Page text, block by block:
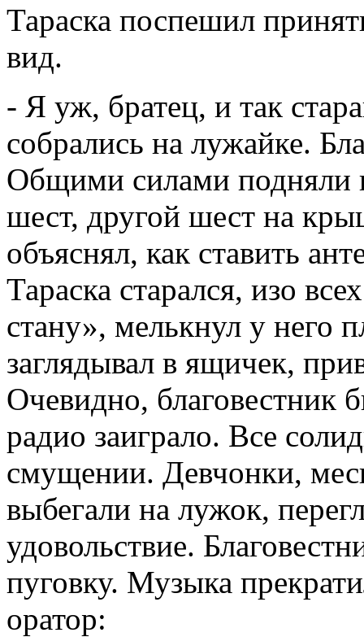
Тараска поспешил
вид.
- Я уж, братец, и так
собрались на лужайке.
Общими силами подняли
шест, другой шест на
объяснял, как ставить
Тараска старался, изо
стану», мелькнул у него
заглядывал в ящичек,
Очевидно, благовестник
радио заиграло. Все
смущении. Девчонки,
выбегали на лужок,
удовольствие.
пуговку. Музыка
оратор: